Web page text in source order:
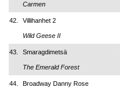
Carmen
42. Villihanhet 2
Wild Geese II
43. Smaragdimetsä
The Emerald Forest
44. Broadway Danny Rose